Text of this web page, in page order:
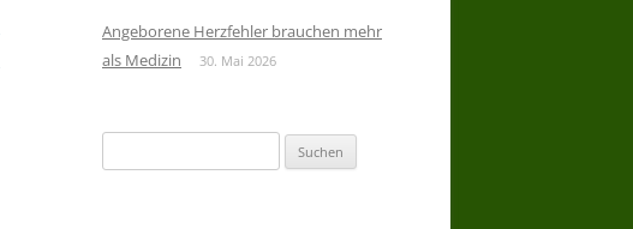
Angeborene Herzfehler brauchen mehr
als Medizin
30. Mai 2026
nach: